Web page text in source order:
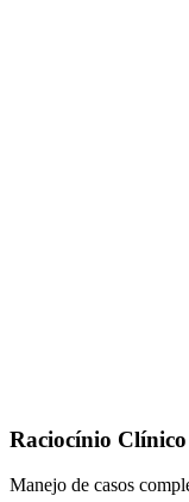
Raciocínio
Manejo de casos